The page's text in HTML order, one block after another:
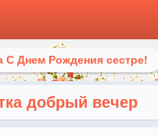
С Днем Рождения сестре!
добрый вечер